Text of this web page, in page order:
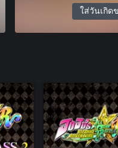
ใส่วันเกิด